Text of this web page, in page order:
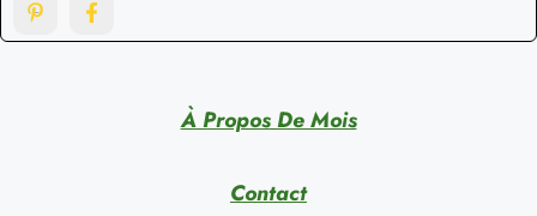
À Propos De Mois
Contact